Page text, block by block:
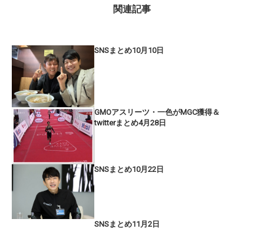
関連記事
SNSまとめ10月10日
GMOアスリーツ・一色がMGC獲得＆
twitterまとめ4月28日
SNSまとめ10月22日
SNSまとめ11月2日